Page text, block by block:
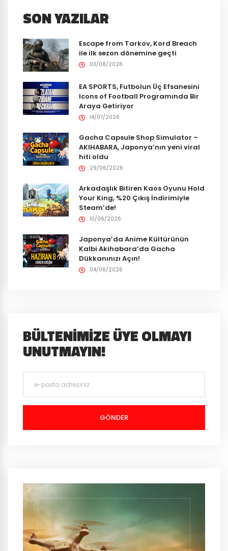
SON YAZILAR
Escape from Tarkov, Kord Breach
ile ilk sezon dönemine geçti
03/08/2026
EA SPORTS, Futbolun Üç Efsanesini
Icons of Football Programında Bir
Araya Getiriyor
14/07/2026
Gacha Capsule Shop Simulator –
AKIHABARA, Japonya’nın yeni viral
hiti oldu
29/06/2026
Arkadaşlık Bitiren Kaos Oyunu Hold
Your King, %20 Çıkış İndirimiyle
Steam’de!
10/06/2026
Japonya’da Anime Kültürünün
Kalbi Akihabara’da Gacha
Dükkanınızı Açın!
04/06/2026
BÜLTENIMIZE ÜYE OLMAYI
UNUTMAYIN!